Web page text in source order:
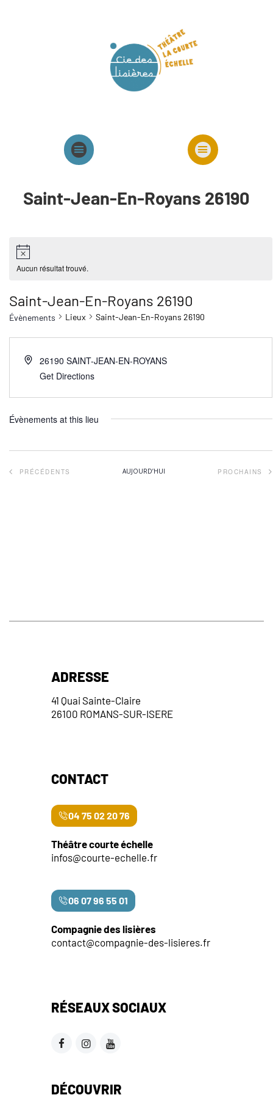
Saint-Jean-En-Royans 26190
Spectacles cie
Aucun résultat trouvé.
Saint-Jean-En-Royans 26190
Évènements Lieux Saint-Jean-En-Royans 26190
26190 SAINT-JEAN-EN-ROYANS
Get Directions
Évènements at this lieu
ÉVÈNEMENTS
PRÉCÉDENTS AUJOURD’HUI
PROCHAINS
ADRESSE
41 Quai Sainte-Claire
26100 ROMANS-SUR-ISERE
CONTACT
04 75 02 20 76
Théâtre courte échelle
infos@courte-echelle.fr
06 07 96 55 01
Compagnie des lisières
contact@compagnie-des-lisieres.fr
RÉSEAUX SOCIAUX
DÉCOUVRIR